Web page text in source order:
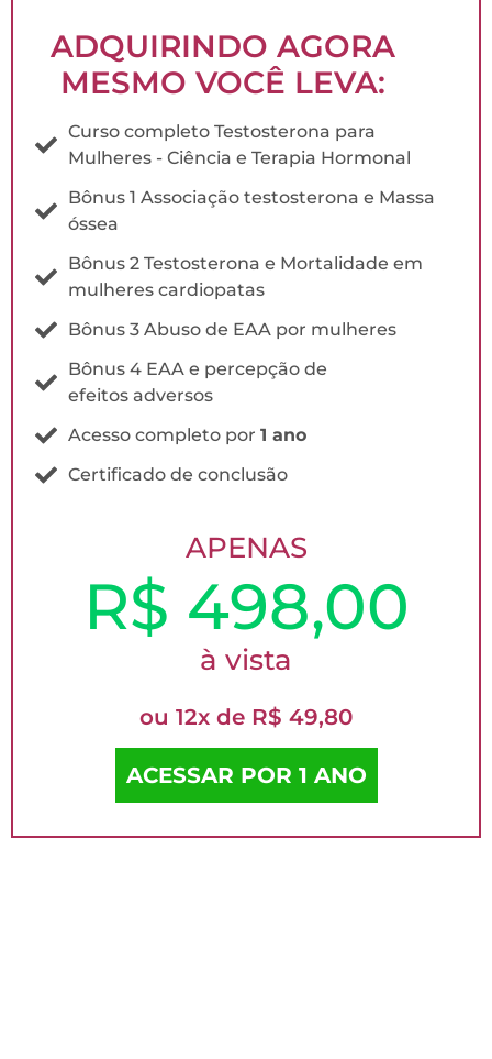
ADQUIRINDO AGORA
MESMO VOCÊ LEVA:
Curso completo Testosterona para
Mulheres - Ciência e Terapia Hormonal
Bônus 1 Associação testosterona e Massa
óssea
Bônus 2 Testosterona e Mortalidade em
mulheres cardiopatas
Bônus 3 Abuso de EAA por mulheres
Bônus 4 EAA e percepção de
efeitos adversos
Acesso completo por 1 ano
Certificado de conclusão
APENAS
R$ 498,00
à vista
ou 12x de R$ 49,80
ACESSAR POR 1 ANO